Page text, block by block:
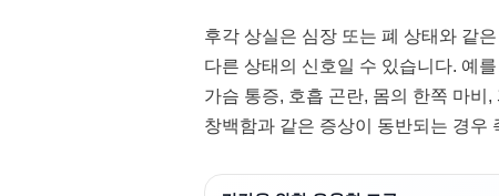
후각 상실은 심장 또는 폐 상태와 같
다른 상태의 신호일 수 있습니다. 예
가슴 통증, 호흡 곤란, 몸의 한쪽 마비
창백함과 같은 증상이 동반되는 경우